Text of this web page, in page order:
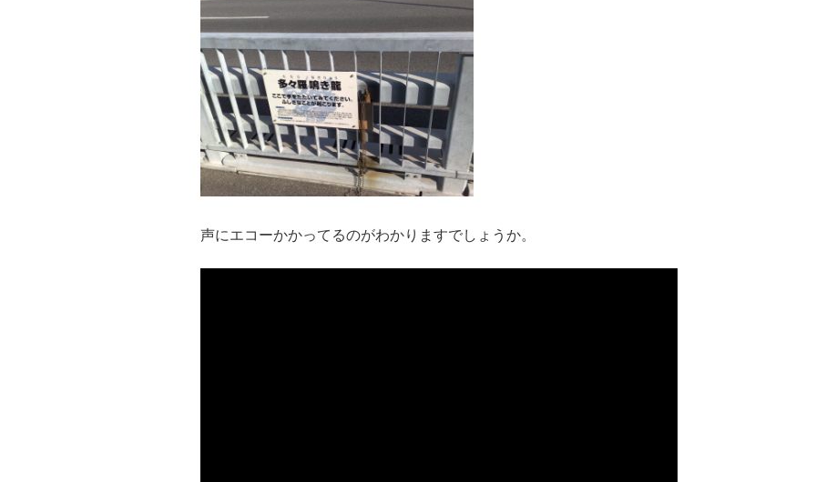
声にエコーかかってるのがわかりますでしょうか。